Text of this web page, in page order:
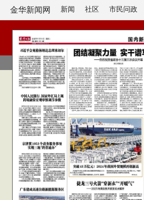
金华新闻网 新闻 社区 市民问政